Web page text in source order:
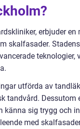
erbjuder
skalfasader.
teknologier,
utförda av
tandvård. Dessutom
sig trygg och
med